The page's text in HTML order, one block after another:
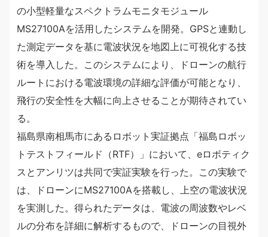
の小型軽量なスペクトラムモニタモジュール
MS27100Aを活用したシステムを開発。GPSと連動し
た測定データを基に電波状況を地図上に可視化する技
術を導入した。このシステムにより、ドローンの航行
ルートにおける電波環境の詳細な評価が可能となり、
飛行の安全性を大幅に向上させることが期待されてい
る。
福島県南相馬市にあるロボット実証拠点「福島ロボッ
トテストフィールド（RTF）」において、eロボティク
スとアンリツは共同で実証実験を行った。この実験で
は、ドローンにMS27100Aを搭載し、上空の電波状況
を実測した。得られたデータは、電波の周波数やレベ
ルの分布を詳細に解析するもので、ドローンの目視外